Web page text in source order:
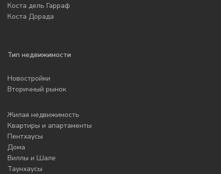
Коста дель Гарраф
Коста Дорада
Тип недвижимости
Новостройки
Вторичный рынок
Жилая недвижимость
Квартиры и апартаменты
Пентхаусы
Дома
Виллы и Шале
Таунхаусы